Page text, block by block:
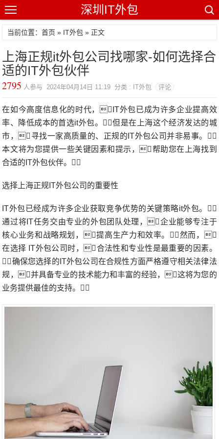
深圳IT外包
当前位置：首页 » IT外包 » 正文
上海正规it外包公司找哪家-如何选择合
适的IT外包伙伴
2795 人参与 2024年04月14日 11:19 分类 : IT外包 评论
在如今高度信息化的时代，IT外包已成为许多企业提高效
率、降低成本的首选it外包。但是在上海这个经济发达的城
市，寻找一家高质量的、正规的IT外包公司并非易事。
本文将为您提供一些关键因素和提示，帮助您在上海找到
合适的IT外包伙伴。
选择上海正规IT外包公司的重要性
IT外包已经成为许多企业获取竞争优势的关键策略it外包。
通过将IT任务交由专业的外包团队处理，企业能够专注于
核心业务和战略规划，提高生产力和效率。然而，
在选择 IT外包公司时，合法性和专业性是最重要的因素。
确保您选择的IT外包公司在合规性方面严格遵守相关法律法
规，并具备专业的技术能力和丰富的经验，这将为您的
业务提供最佳的支持。